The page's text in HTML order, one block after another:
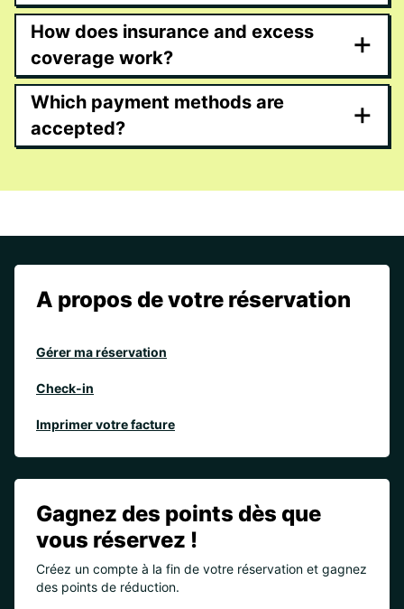
How does insurance and excess
coverage work?
+
Which payment methods are
accepted?
+
A propos de votre réservation
Gérer ma réservation
Check-in
Imprimer votre facture
Gagnez des points dès que
vous réservez !
Créez un compte à la fin de votre réservation et gagnez
des points de réduction.